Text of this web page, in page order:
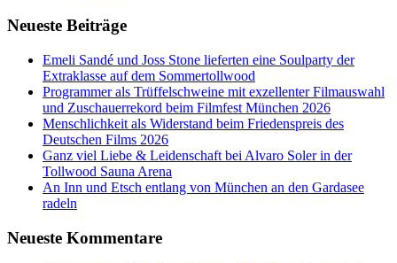
Neueste Beiträge
Emeli Sandé und Joss Stone lieferten eine Soulparty der
Extraklasse auf dem Sommertollwood
Programmer als Trüffelschweine mit exzellenter Filmauswahl
und Zuschauerrekord beim Filmfest München 2026
Menschlichkeit als Widerstand beim Friedenspreis des
Deutschen Films 2026
Ganz viel Liebe & Leidenschaft bei Alvaro Soler in der
Tollwood Sauna Arena
An Inn und Etsch entlang von München an den Gardasee
radeln
Neueste Kommentare